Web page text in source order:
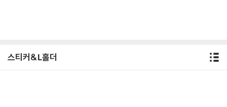
스티커&L홀더